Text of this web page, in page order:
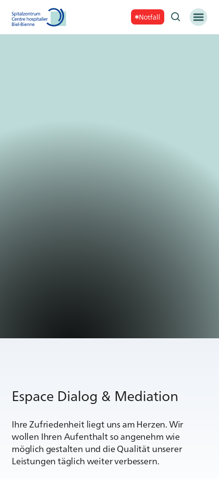
Notfall
Espace Dialog & Mediation
Ihre Zufriedenheit liegt uns am Herzen. Wir
wollen Ihren Aufenthalt so angenehm wie
möglich gestalten und die Qualität unserer
Leistungen täglich weiter verbessern.